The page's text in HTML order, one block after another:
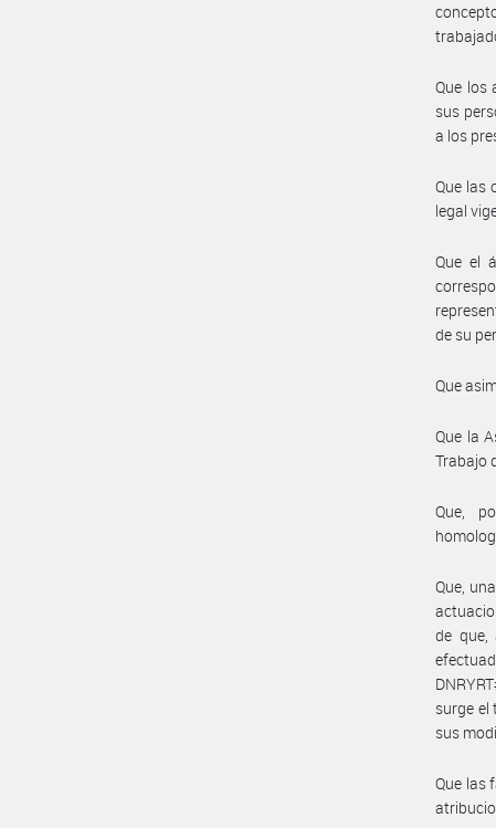
Que los
sus
a los
Que las
legal
Que el
de su
Que
Que la
Trabajo
Que,
Que,
de que,
surge el
sus
Que las